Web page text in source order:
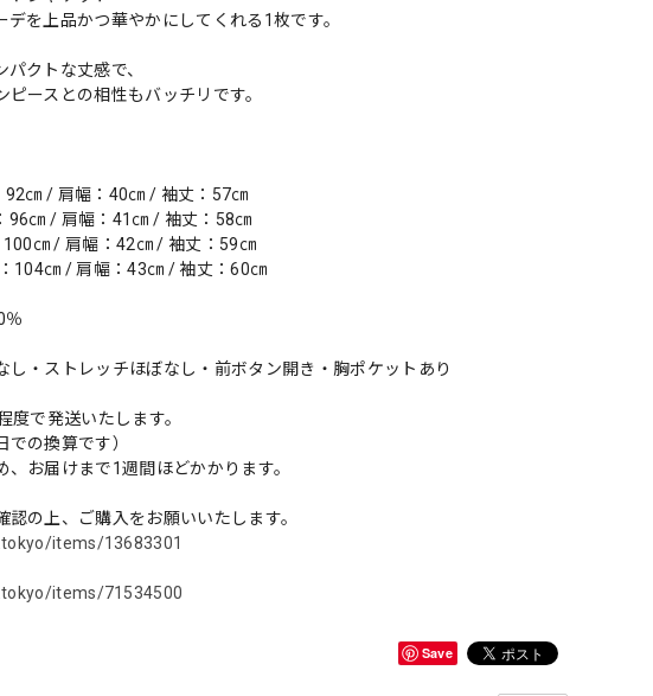
デを上品かつ華やかにしてくれる1枚です。
クトな丈感で、
ースとの相性もバッチリです。
㎝ / 肩幅：40㎝ / 袖丈：57㎝
㎝ / 肩幅：41㎝ / 袖丈：58㎝
㎝ / 肩幅：42㎝ / 袖丈：59㎝
104㎝ / 肩幅：43㎝ / 袖丈：60㎝
％
し・ストレッチほぼなし・前ボタン開き・胸ポケットあり
度で発送いたします。
での換算です）
お届けまで1週間ほどかかります。
の上、ご購入をお願いいたします。
items/13683301
items/71534500
Save